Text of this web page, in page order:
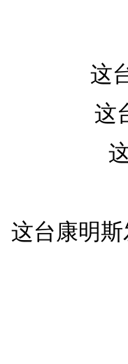
这
这
这台康明